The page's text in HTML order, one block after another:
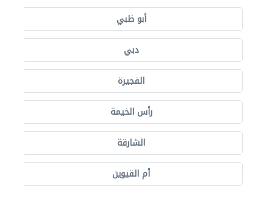
أبو ظبي
دبي
الفجيرة
رأس الخيمة
الشارقة
أم القيوين